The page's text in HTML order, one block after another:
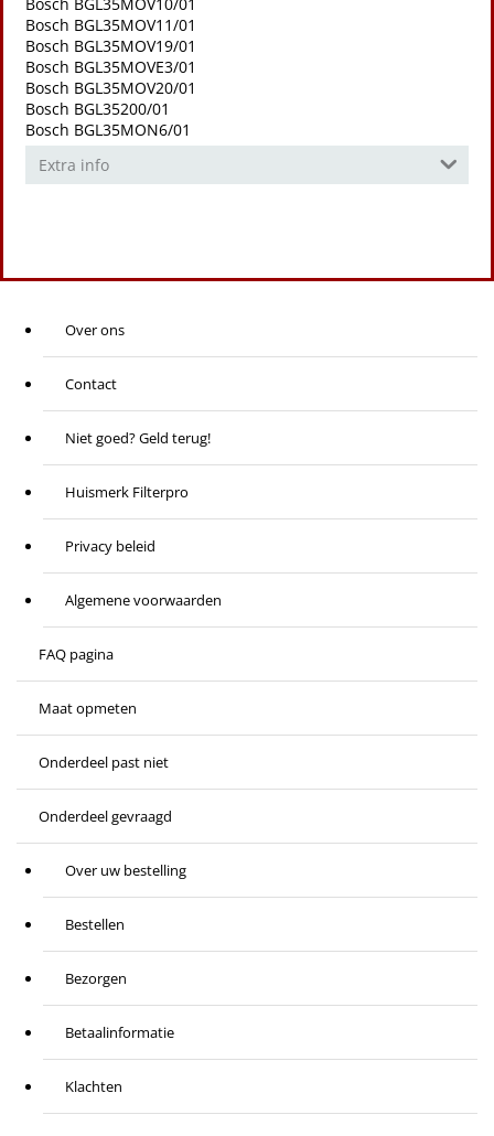
Bosch BGL35MOV11/01
Bosch BGL35MOV19/01
Bosch BGL35MOVE3/01
Bosch BGL35MOV20/01
Bosch BGL35200/01
Bosch BGL35MON6/01
Extra info
Over ons
Contact
Niet goed? Geld terug!
Huismerk Filterpro
Privacy beleid
Algemene voorwaarden
FAQ pagina
Maat opmeten
Onderdeel past niet
Onderdeel gevraagd
Over uw bestelling
Bestellen
Bezorgen
Betaalinformatie
Klachten